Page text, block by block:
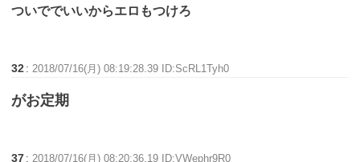
ついででいいからエロもつけろ
32 :2018/07/16(月) 08:19:28.39 ID:ScRL1Tyh0
がお定期
37 :2018/07/16(月) 08:20:36.19 ID:VWephr9R0